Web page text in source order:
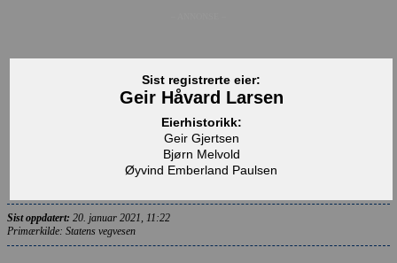
Sist registrerte eier:
Geir Håvard Larsen
Eierhistorikk:
Geir Gjertsen
Bjørn Melvold
Øyvind Emberland Paulsen
Sist oppdatert: 20. januar 2021, 11:22
Primærkilde: Statens vegvesen